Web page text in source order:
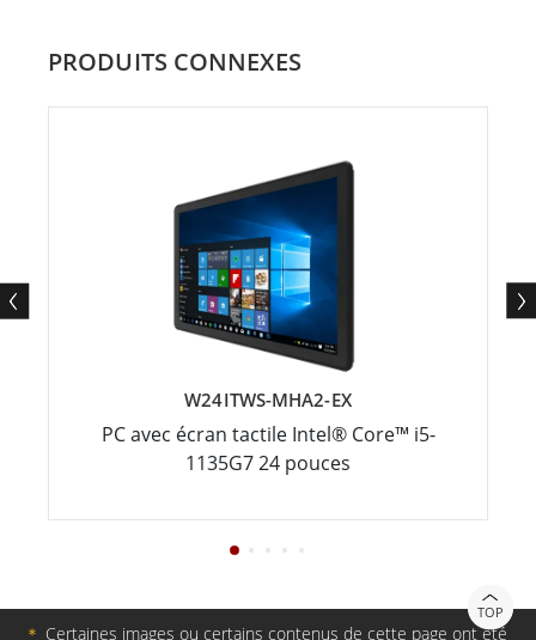
PRODUITS CONNEXES
W24ITWS-MHA2-EX
PC avec écran tactile Intel® Core™ i5-
1135G7 24 pouces
TOP
＊ Certaines images ou certains contenus de cette page ont été